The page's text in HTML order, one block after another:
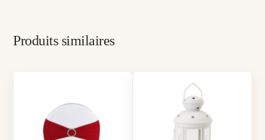
Produits similaires